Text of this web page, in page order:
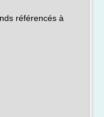
référencés à